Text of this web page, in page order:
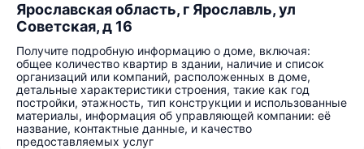
Ярославская область, г Ярославль, ул
Советская, д 16
Получите подробную информацию о доме, включая:
общее количество квартир в здании, наличие и список
организаций или компаний, расположенных в доме,
детальные характеристики строения, такие как год
постройки, этажность, тип конструкции и использованные
материалы, информация об управляющей компании: её
название, контактные данные, и качество
предоставляемых услуг